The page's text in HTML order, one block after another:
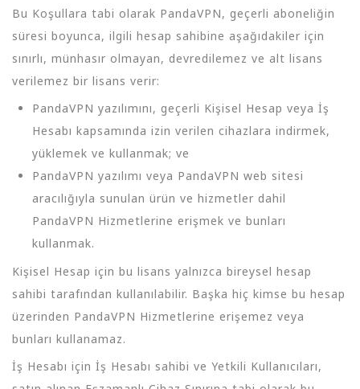
Bu Koşullara tabi olarak PandaVPN, geçerli aboneliğin
süresi boyunca, ilgili hesap sahibine aşağıdakiler için
sınırlı, münhasır olmayan, devredilemez ve alt lisans
verilemez bir lisans verir:
PandaVPN yazılımını, geçerli Kişisel Hesap veya İş
Hesabı kapsamında izin verilen cihazlara indirmek,
yüklemek ve kullanmak; ve
PandaVPN yazılımı veya PandaVPN web sitesi
aracılığıyla sunulan ürün ve hizmetler dahil
PandaVPN Hizmetlerine erişmek ve bunları
kullanmak.
Kişisel Hesap için bu lisans yalnızca bireysel hesap
sahibi tarafından kullanılabilir. Başka hiç kimse bu hesap
üzerinden PandaVPN Hizmetlerine erişemez veya
bunları kullanamaz.
İş Hesabı için İş Hesabı sahibi ve Yetkili Kullanıcıları,